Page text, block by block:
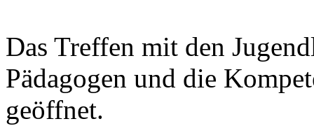
Das Treffen mit den
Pädagogen und die
geöffnet.